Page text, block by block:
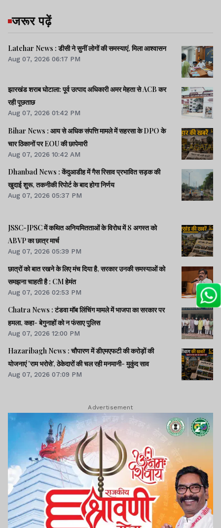
जरूर पढ़ें
Latehar News : डीसी ने सुनीं लोगों की समस्याएं, मिला आश्वासन
Aug 07, 2026 06:17 PM
झारखंड शराब घोटाला: पूर्व उत्पाद अधिकारी अमर मेहता से ACB कर
रही पूछताछ
Aug 07, 2026 01:42 PM
Bihar News : आय से अधिक संपत्ति मामले में सहरसा के DPO के
चार ठिकानों पर EOU की छापेमारी
Aug 07, 2026 10:42 AM
Dhanbad News : केंदुआडीह में गैस रिसाव प्रभावित सड़क की
खुदाई शुरू, तकनीकी रिपोर्ट के बाद होगा निर्णय
Aug 07, 2026 05:37 PM
JSSC-JPSC में कथित अनियमितताओं के विरोध में 8 अगस्त को
ABVP का छात्र मार्च
Aug 07, 2026 05:39 PM
छात्रों को बात रखने के लिए मंच दिया है, सरकार उनकी समस्याओं को
समझना चाहती है : CM हेमंत
Aug 07, 2026 02:53 PM
Chatra News : टंडवा मॉब लिंचिंग मामले में भाजपा का सरकार पर
हमला, कहा- बेगुनाहों को न फंसाए पुलिस
Aug 07, 2026 12:00 PM
Hazaribagh News : चौपारण में डीएमएफटी की करोड़ों की
योजनाएं 'राम भरोसे', ठेकेदारों की चल रही मनमानी- मुकुंद साव
Aug 07, 2026 07:09 PM
Advertisement